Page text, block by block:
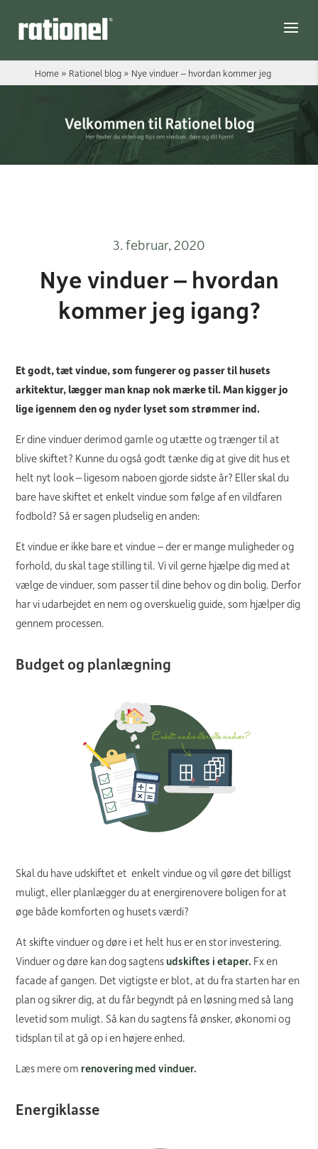
Home » Rationel blog » Nye vinduer – hvordan kommer jeg
3. februar, 2020
Nye vinduer – hvordan
kommer jeg igang?
Et godt, tæt vindue, som fungerer og passer til husets
arkitektur, lægger man knap nok mærke til. Man kigger jo
lige igennem den og nyder lyset som strømmer ind.
Er dine vinduer derimod gamle og utætte og trænger til at
blive skiftet? Kunne du også godt tænke dig at give dit hus et
helt nyt look – ligesom naboen gjorde sidste år? Eller skal du
bare have skiftet et enkelt vindue som følge af en vildfaren
fodbold? Så er sagen pludselig en anden:
Et vindue er ikke bare et vindue – der er mange muligheder og
forhold, du skal tage stilling til. Vi vil gerne hjælpe dig med at
vælge de vinduer, som passer til dine behov og din bolig. Derfor
har vi udarbejdet en nem og overskuelig guide, som hjælper dig
gennem processen.
Budget og planlægning
Skal du have udskiftet et enkelt vindue og vil gøre det billigst
muligt, eller planlægger du at energirenovere boligen for at
øge både komforten og husets værdi?
At skifte vinduer og døre i et helt hus er en stor investering.
Vinduer og døre kan dog sagtens udskiftes i etaper. Fx en
facade af gangen. Det vigtigste er blot, at du fra starten har en
plan og sikrer dig, at du får begyndt på en løsning med så lang
levetid som muligt. Så kan du sagtens få ønsker, økonomi og
tidsplan til at gå op i en højere enhed.
Læs mere om renovering med vinduer.
Energiklasse